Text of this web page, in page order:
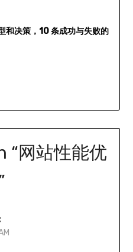
和决策，10 条成功与失败的
“网站性能优